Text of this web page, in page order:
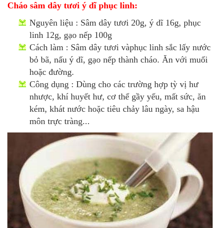
Cháo sâm dây tươi ý dĩ phục linh:
Nguyên liệu : Sâm dây tươi 20g, ý dĩ 16g, phục
linh 12g, gạo nếp 100g
Cách làm : Sâm dây tươi vàphục linh sắc lấy nước
bỏ bã, nấu ý dĩ, gạo nếp thành cháo. Ăn với muối
hoặc đường.
Công dụng : Dùng cho các trường hợp tỳ vị hư
nhược, khí huyết hư, cơ thể gầy yếu, mất sức, ăn
kém, khát nước hoặc tiêu chảy lâu ngày, sa hậu
môn trực tràng...